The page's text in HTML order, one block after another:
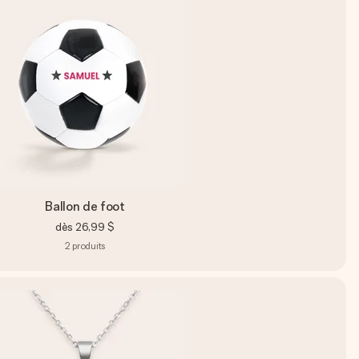
Ballon de foot
dès 26,99 $
2 produits